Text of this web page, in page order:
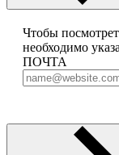
Чтобы
необходимо
ПОЧТА